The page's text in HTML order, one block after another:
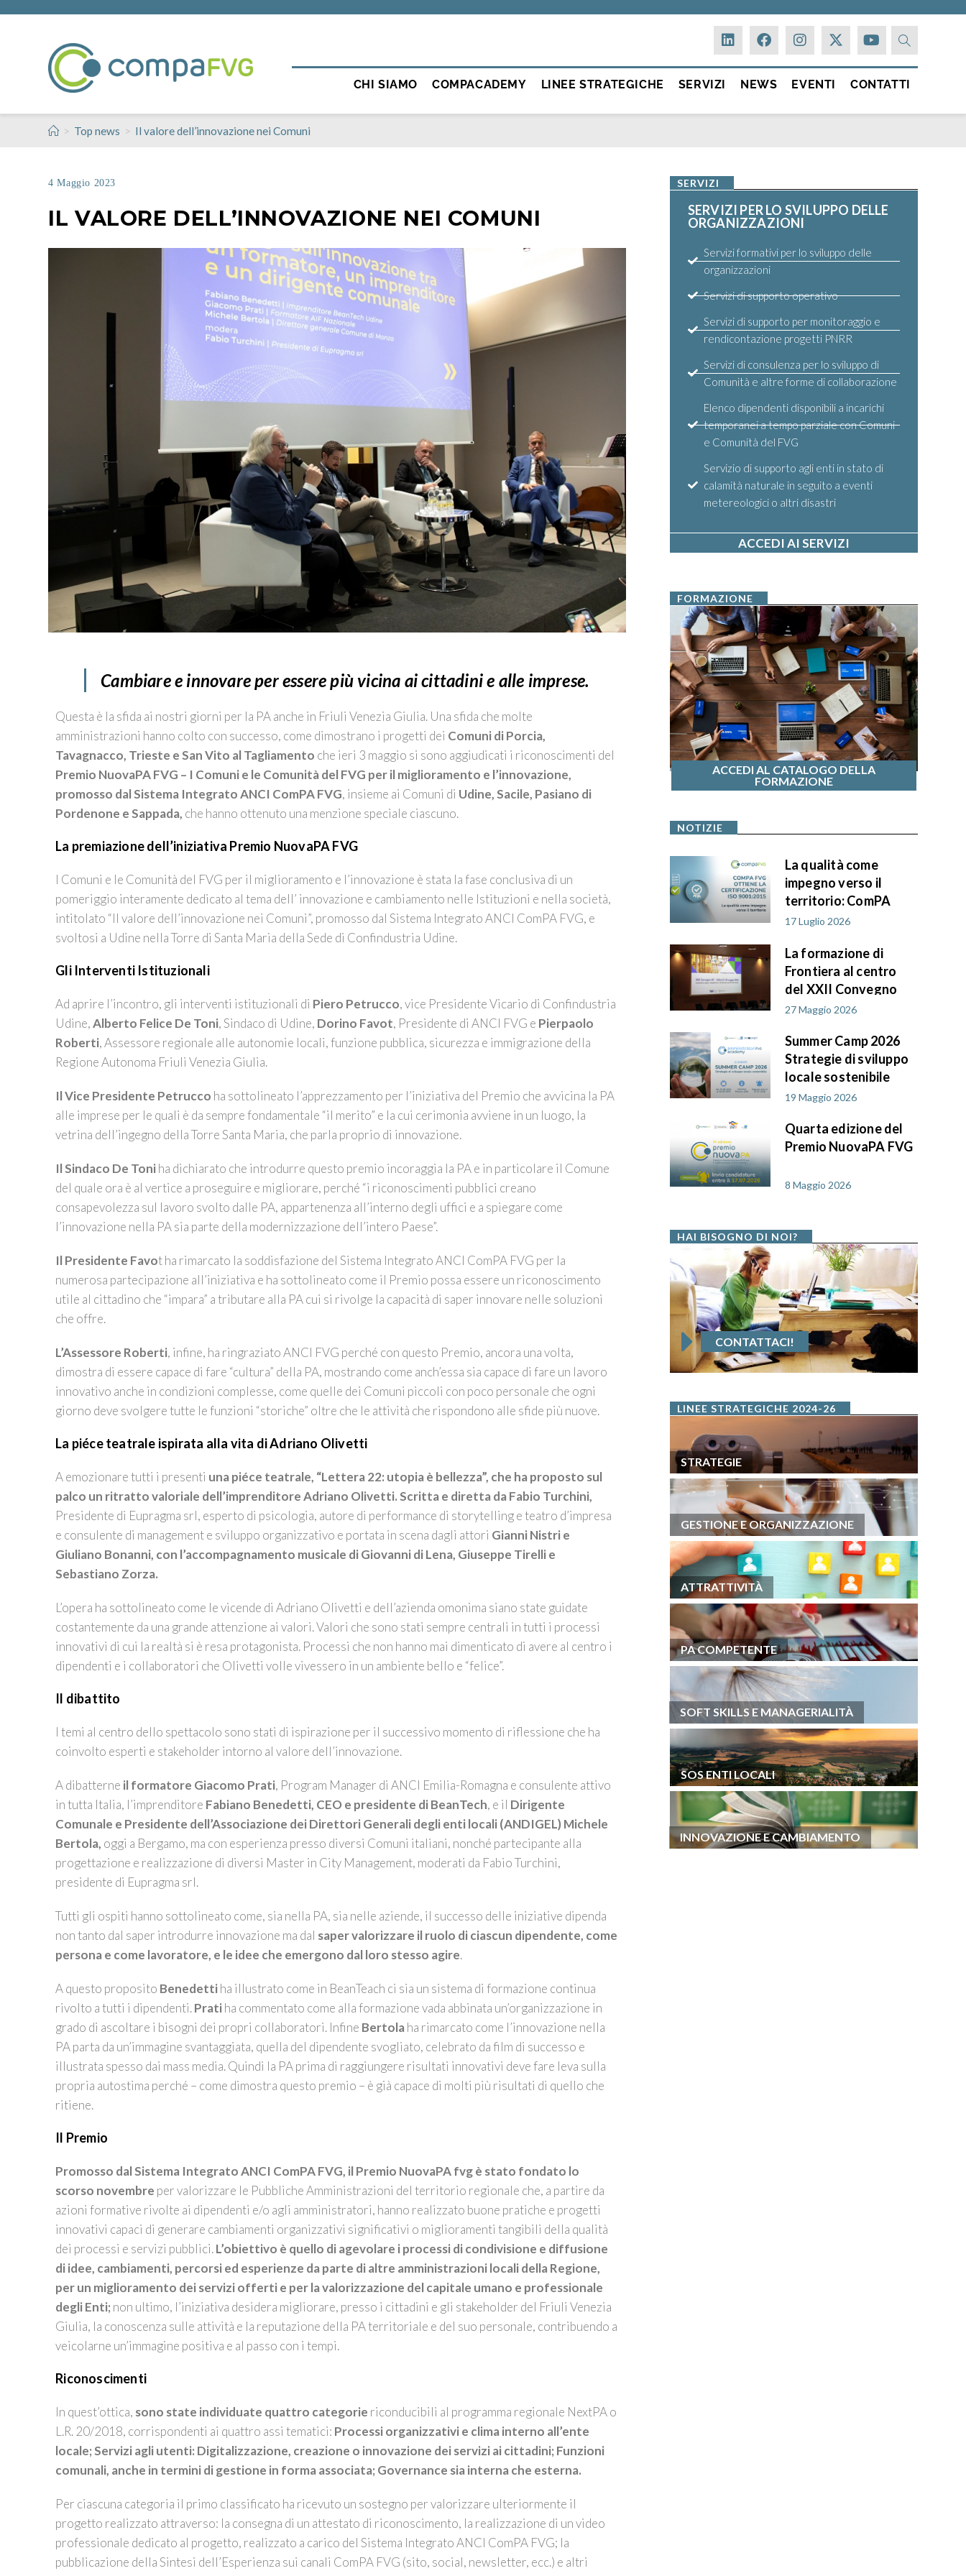
CHI SIAMO COMPACADEMY LINEE STRATEGICHE SERVIZI NEWS EVENTI CONTATTI
> Top news > Il valore dell’innovazione nei Comuni
4 Maggio 2023
IL VALORE DELL’INNOVAZIONE NEI COMUNI
Cambiare e innovare per essere più vicina ai cittadini e alle imprese.
Questa è la sfida ai nostri giorni per la PA anche in Friuli Venezia Giulia. Una sfida che molte
amministrazioni hanno colto con successo, come dimostrano i progetti dei Comuni di Porcia,
Tavagnacco, Trieste e San Vito al Tagliamento che ieri 3 maggio si sono aggiudicati i riconoscimenti del
Premio NuovaPA FVG – I Comuni e le Comunità del FVG per il miglioramento e l’innovazione,
promosso dal Sistema Integrato ANCI ComPA FVG, insieme ai Comuni di Udine, Sacile, Pasiano di
Pordenone e Sappada, che hanno ottenuto una menzione speciale ciascuno.
La premiazione dell’iniziativa Premio NuovaPA FVG
I Comuni e le Comunità del FVG per il miglioramento e l’innovazione è stata la fase conclusiva di un
pomeriggio interamente dedicato al tema dell’ innovazione e cambiamento nelle Istituzioni e nella società,
intitolato “Il valore dell’innovazione nei Comuni”, promosso dal Sistema Integrato ANCI ComPA FVG, e
svoltosi a Udine nella Torre di Santa Maria della Sede di Confindustria Udine.
Gli Interventi Istituzionali
Ad aprire l’incontro, gli interventi istituzionali di Piero Petrucco, vice Presidente Vicario di Confindustria
Udine,Alberto Felice De Toni, Sindaco di Udine, Dorino Favot, Presidente di ANCI FVG e Pierpaolo
Roberti, Assessore regionale alle autonomie locali, funzione pubblica, sicurezza e immigrazione della
Regione Autonoma Friuli Venezia Giulia.
Il Vice Presidente Petrucco ha sottolineato l’apprezzamento per l’iniziativa del Premio che avvicina la PA
alle imprese per le quali è da sempre fondamentale “il merito” e la cui cerimonia avviene in un luogo, la
vetrina dell’ingegno della Torre Santa Maria, che parla proprio di innovazione.
Il Sindaco De Toni ha dichiarato che introdurre questo premio incoraggia la PA e in particolare il Comune
del quale ora è al vertice a proseguire e migliorare, perché “i riconoscimenti pubblici creano
consapevolezza sul lavoro svolto dalle PA, appartenenza all’interno degli uffici e a spiegare come
l’innovazione nella PA sia parte della modernizzazione dell’intero Paese”.
Il Presidente Favot ha rimarcato la soddisfazione del Sistema Integrato ANCI ComPA FVG per la
numerosa partecipazione all’iniziativa e ha sottolineato come il Premio possa essere un riconoscimento
utile al cittadino che “impara” a tributare alla PA cui si rivolge la capacità di saper innovare nelle soluzioni
che offre.
L’Assessore Roberti, infine, ha ringraziato ANCI FVG perché con questo Premio, ancora una volta,
dimostra di essere capace di fare “cultura” della PA, mostrando come anch’essa sia capace di fare un lavoro
innovativo anche in condizioni complesse, come quelle dei Comuni piccoli con poco personale che ogni
giorno deve svolgere tutte le funzioni “storiche” oltre che le attività che rispondono alle sfide più nuove.
La piéce teatrale ispirata alla vita di Adriano Olivetti
A emozionare tutti i presenti una piéce teatrale, “Lettera 22: utopia è bellezza”, che ha proposto sul
palco un ritratto valoriale dell’imprenditore Adriano Olivetti. Scritta e diretta da Fabio Turchini,
Presidente di Eupragma srl, esperto di psicologia, autore di performance di storytelling e teatro d’impresa
e consulente di management e sviluppo organizzativo e portata in scena dagli attori Gianni Nistri e
Giuliano Bonanni, con l’accompagnamento musicale di Giovanni di Lena, Giuseppe Tirelli e
Sebastiano Zorza.
L’opera ha sottolineato come le vicende di Adriano Olivetti e dell’azienda omonima siano state guidate
costantemente da una grande attenzione ai valori. Valori che sono stati sempre centrali in tutti i processi
innovativi di cui la realtà si è resa protagonista. Processi che non hanno mai dimenticato di avere al centro i
dipendenti e i collaboratori che Olivetti volle vivessero in un ambiente bello e “felice”.
Il dibattito
I temi al centro dello spettacolo sono stati di ispirazione per il successivo momento di riflessione che ha
coinvolto esperti e stakeholder intorno al valore dell’innovazione.
A dibatterne il formatore Giacomo Prati, Program Manager di ANCI Emilia-Romagna e consulente attivo
in tutta Italia, l’imprenditore Fabiano Benedetti, CEO e presidente di BeanTech, e il Dirigente
Comunale e Presidente dell’Associazione dei Direttori Generali degli enti locali (ANDIGEL) Michele
Bertola, oggi a Bergamo, ma con esperienza presso diversi Comuni italiani, nonché partecipante alla
progettazione e realizzazione di diversi Master in City Management, moderati da Fabio Turchini,
presidente di Eupragma srl.
Tutti gli ospiti hanno sottolineato come, sia nella PA, sia nelle aziende, il successo delle iniziative dipenda
non tanto dal saper introdurre innovazione ma dal saper valorizzare il ruolo di ciascun dipendente, come
persona e come lavoratore, e le idee che emergono dal loro stesso agire.
A questo proposito Benedetti ha illustrato come in BeanTeach ci sia un sistema di formazione continua
rivolto a tutti i dipendenti.Prati ha commentato come alla formazione vada abbinata un’organizzazione in
grado di ascoltare i bisogni dei propri collaboratori. Infine Bertola ha rimarcato come l’innovazione nella
PA parta da un’immagine svantaggiata, quella del dipendente svogliato, celebrato da film di successo e
illustrata spesso dai mass media. Quindi la PA prima di raggiungere risultati innovativi deve fare leva sulla
propria autostima perché – come dimostra questo premio – è già capace di molti più risultati di quello che
ritiene.
Il Premio
Promosso dal Sistema Integrato ANCI ComPA FVG, il Premio NuovaPA fvg è stato fondato lo
scorso novembre per valorizzare le Pubbliche Amministrazioni del territorio regionale che, a partire da
azioni formative rivolte ai dipendenti e/o agli amministratori, hanno realizzato buone pratiche e progetti
innovativi capaci di generare cambiamenti organizzativi significativi o miglioramenti tangibili della qualità
dei processi e servizi pubblici.L’obiettivo è quello di agevolare i processi di condivisione e diffusione
di idee, cambiamenti, percorsi ed esperienze da parte di altre amministrazioni locali della Regione,
per un miglioramento dei servizi offerti e per la valorizzazione del capitale umano e professionale
degli Enti; non ultimo, l’iniziativa desidera migliorare, presso i cittadini e gli stakeholder del Friuli Venezia
Giulia, la conoscenza sulle attività e la reputazione della PA territoriale e del suo personale, contribuendo a
veicolarne un’immagine positiva e al passo con i tempi.
Riconoscimenti
In quest’ottica, sono state individuate quattro categorie riconducibili al programma regionale NextPA o
L.R. 20/2018, corrispondenti ai quattro assi tematici: Processi organizzativi e clima interno all’ente
locale; Servizi agli utenti: Digitalizzazione, creazione o innovazione dei servizi ai cittadini; Funzioni
comunali, anche in termini di gestione in forma associata; Governance sia interna che esterna.
Per ciascuna categoria il primo classificato ha ricevuto un sostegno per valorizzare ulteriormente il
progetto realizzato attraverso: la consegna di un attestato di riconoscimento, la realizzazione di un video
professionale dedicato al progetto, realizzato a carico del Sistema Integrato ANCI ComPA FVG; la
pubblicazione della Sintesi dell’Esperienza sui canali ComPA FVG (sito, social, newsletter, ecc.) e altri
SERVIZI
SERVIZI PER LO SVILUPPO DELLE
ORGANIZZAZIONI
Servizi formativi per lo sviluppo delle
organizzazioni
Servizi di supporto operativo
Servizi di supporto per monitoraggio e
rendicontazione progetti PNRR
Servizi di consulenza per lo sviluppo di
Comunità e altre forme di collaborazione
Elenco dipendenti disponibili a incarichi
temporanei a tempo parziale con Comuni
e Comunità del FVG
Servizio di supporto agli enti in stato di
calamità naturale in seguito a eventi
metereologici o altri disastri
ACCEDI AI SERVIZI
FORMAZIONE
ACCEDI AL CATALOGO DELLA
FORMAZIONE
NOTIZIE
La qualità come
impegno verso il
territorio: ComPA
FVG ottiene la
9001:2015
17 Luglio 2026
La formazione di
Frontiera al centro
del XXII Convegno
AIF PA in FVG
27 Maggio 2026
Summer Camp 2026
Strategie di sviluppo
locale sostenibile
19 Maggio 2026
Quarta edizione del
Premio NuovaPA FVG
8 Maggio 2026
HAI BISOGNO DI NOI?
CONTATTACI!
LINEE STRATEGICHE 2024-26
STRATEGIE
GESTIONE E ORGANIZZAZIONE
ATTRATTIVITÀ
PA COMPETENTE
SOFT SKILLS E MANAGERIALITÀ
SOS ENTI LOCALI
INNOVAZIONE E CAMBIAMENTO